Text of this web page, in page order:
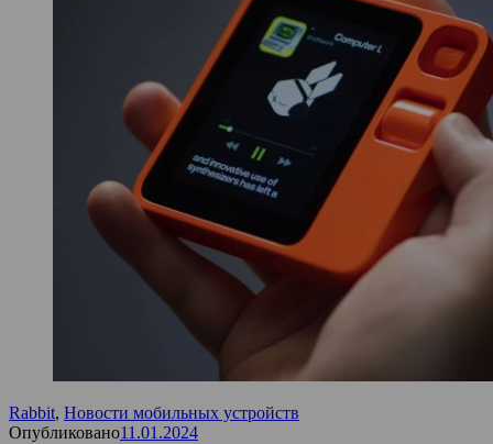
Rabbit, Новости мобильных устройств
Опубликовано11.01.2024